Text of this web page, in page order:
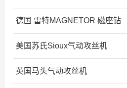
德国 雷特MAGNETOR 磁座钻
美国苏氏Sioux气动攻丝机
英国马头气动攻丝机